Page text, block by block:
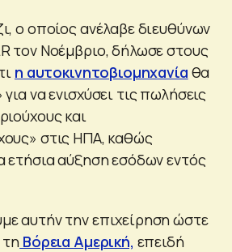
ο οποίος ανέλαβε διευθύνων
τον Νοέμβριο, δήλωσε στους
η αυτοκινητοβιομηχανία θα
να ενισχύσει τις πωλήσεις
και
στις ΗΠΑ, καθώς
ετήσια αύξηση εσόδων εντός
αυτήν την επιχείρηση ώστε
τη Βόρεια Αμερική, επειδή